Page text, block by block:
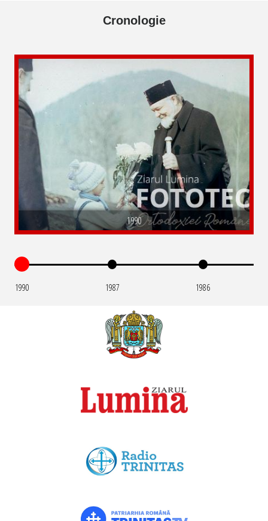
Cronologie
1990
1990 1987 1986